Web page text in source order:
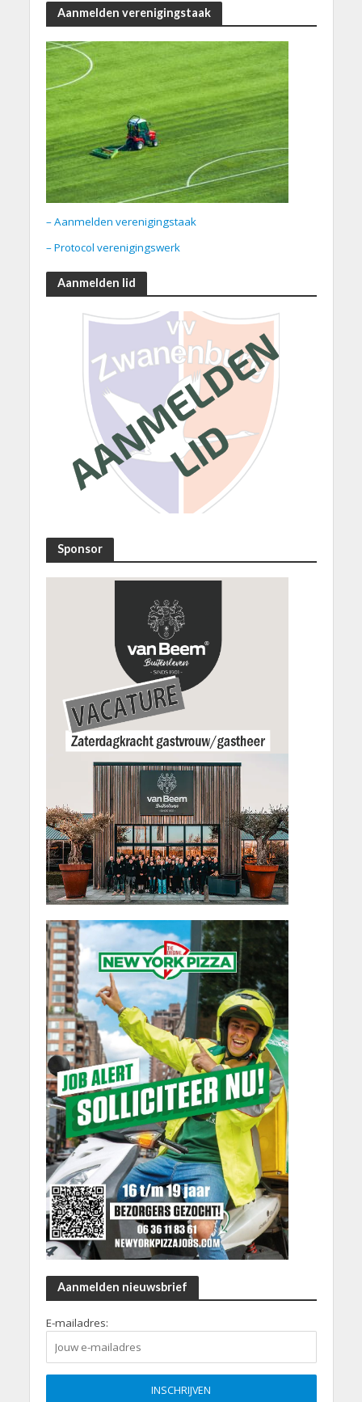
Aanmelden verenigingstaak
– Aanmelden verenigingstaak
– Protocol verenigingswerk
Aanmelden lid
Sponsor
Aanmelden nieuwsbrief
E-mailadres: